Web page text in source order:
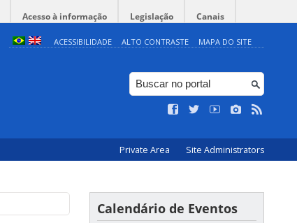
Acesso à informação Legislação Canais
ACESSIBILIDADE ALTO CONTRASTE MAPA DO SITE
Private Area Site Administrators
Calendário de Eventos